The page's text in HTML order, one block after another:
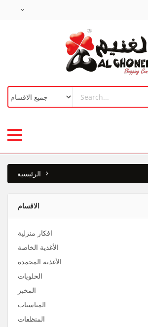
الرئيسية
الاقسام
افكار منزلية
الأغذية الخاصة
الأغذية المجمدة
الحلويات
المخبز
المناسبات
المنظفات